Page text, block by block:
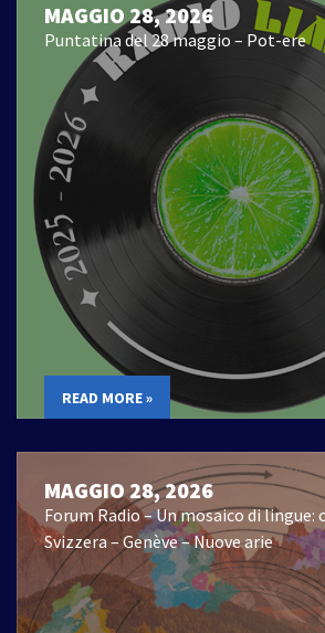
MAGGIO 28, 2026
Puntatina del 28 maggio – Pot-ere
READ MORE »
MAGGIO 28, 2026
Forum Radio – Un mosaico di
Svizzera – Genève – Nuove arie